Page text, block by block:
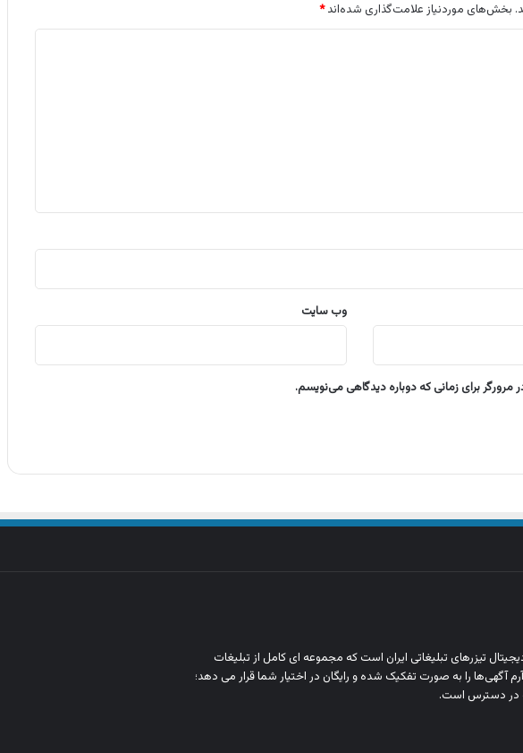
بخش‌های موردنیاز علامت‌گذاری شده‌اند*
وب‌ سایت
مرورگر برای زمانی که دوباره دیدگاهی می‌نویسم.
تیزرهای تبلیغاتی ایران است که مجموعه‌ ای کامل از تبلیغات
آگهی‌ها را به‌ صورت تفکیک‌ شده و رایگان در اختیار شما قرار می‌ دهد؛
در دسترس است.